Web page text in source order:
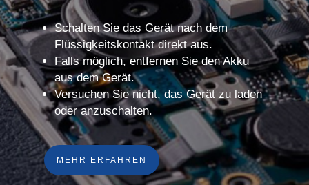
Schalten Sie das Gerät nach dem
Flüssigkeitskontakt direkt aus.
Falls möglich, entfernen Sie den Akku
aus dem Gerät.
Versuchen Sie nicht, das Gerät zu laden
oder anzuschalten.
MEHR ERFAHREN